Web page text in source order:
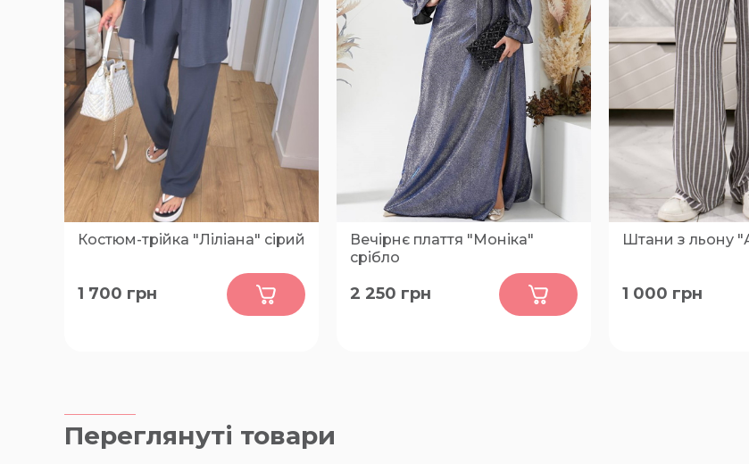
Костюм-трійка "Ліліана" сірий
42-44, 46-48, 50-52, 54-56, 58-60
1 700 грн
Вечірнє плаття "Моніка"
срібло
46-48, 50-52, 54-56, 58-60, 62-64
2 250 грн
Штани з льону
42-44, 46-48, 50-
1 000 грн
Переглянуті товари